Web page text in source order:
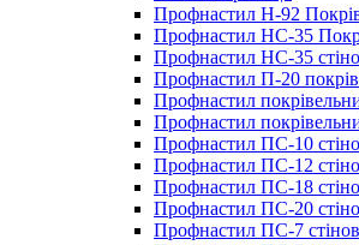
Профнастил Н-92
Профнастил НС-35
Профнастил НС-35
Профнастил П-20
Профнастил
Профнастил
Профнастил ПС-10
Профнастил ПС-12
Профнастил ПС-18
Профнастил ПС-20
Профнастил ПС-7